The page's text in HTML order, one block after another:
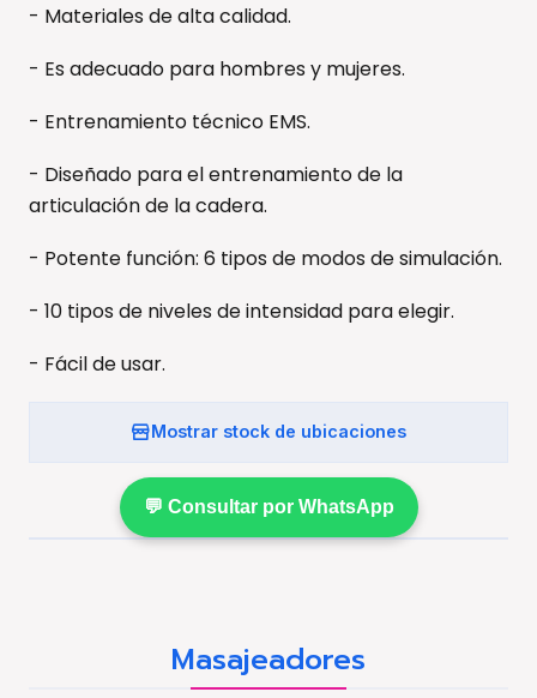
- Materiales de alta calidad.
- Es adecuado para hombres y mujeres.
- Entrenamiento técnico EMS.
- Diseñado para el entrenamiento de la
articulación de la cadera.
- Potente función: 6 tipos de modos de simulación.
- 10 tipos de niveles de intensidad para elegir.
- Fácil de usar.
Mostrar stock de ubicaciones
💬 Consultar por WhatsApp
Masajeadores